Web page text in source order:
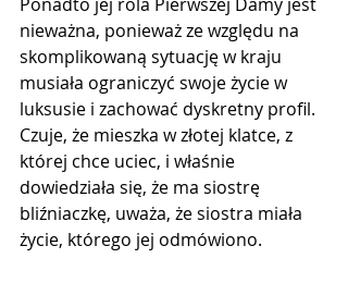
nieważna, ponieważ ze względu na
skomplikowaną sytuację w kraju
musiała ograniczyć swoje życie w
luksusie i zachować dyskretny profil.
Czuje, że mieszka w złotej klatce, z
której chce uciec, i właśnie
dowiedziała się, że ma siostrę
bliźniaczkę, uważa, że siostra ​​miała
życie, którego jej odmówiono.